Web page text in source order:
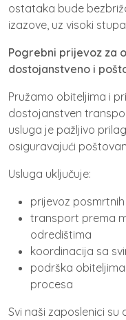
ostataka bude
izazove, uz visoki
Pogrebni prijevoz za
dostojanstveno i
Pružamo obiteljima i
dostojanstven
usluga je pažljivo
osiguravajući
Usluga uključuje:
prijevoz
transport prema
odredištima
koordinacija sa
podrška
procesa
Svi naši zaposlenici su